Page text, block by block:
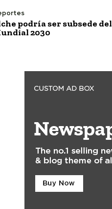
podría ser subsede del
2030